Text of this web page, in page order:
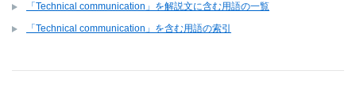
「Technical communication」を解説文に含む用語の一覧
「Technical communication」を含む用語の索引